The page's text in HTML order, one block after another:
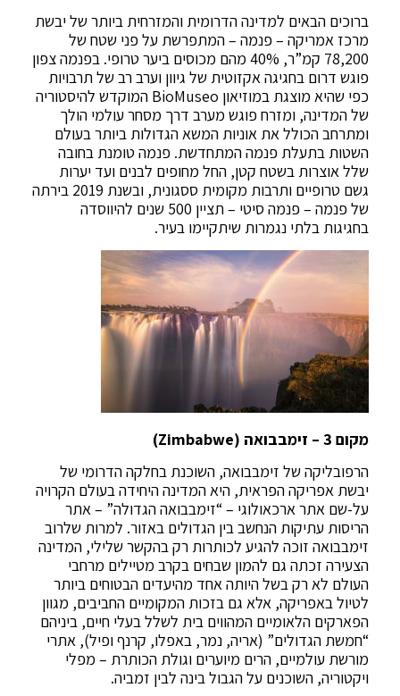
ברוכים הבאים למדינה הדרומית והמזרחית ביותר של יבשת
מרכז אמריקה – פנמה – המתפרשת על פני שטח של
78,200 קמ”ר, 40% מהם מכוסים ביער טרופי. בפנמה צפון
פוגש דרום בחגיגה אקזוטית של גיוון וערב רב של תרבויות
כפי שהיא מוצגת במוזיאון BioMuseo המוקדש להיסטוריה
של המדינה, ומזרח פוגש מערב דרך מסחר עולמי הולך
ומתרחב הכולל את אוניות המשא הגדולות ביותר בעולם
השטות בתעלת פנמה המתחדשת. פנמה טומנת בחובה
שלל אוצרות בשטח קטן, החל מחופים לבנים ועד יערות
גשם טרופיים ותרבות מקומית ססגונית, ובשנת 2019 בירתה
של פנמה – פנמה סיטי – תציין 500 שנים להיווסדה
בחגיגות בלתי נגמרות שיתקיימו בעיר.
מקום 3 – זימבבואה (Zimbabwe)
הרפובליקה של זימבבואה, השוכנת בחלקה הדרומי של
יבשת אפריקה הפראית, היא המדינה היחידה בעולם הקרויה
על-שם אתר ארכאולוגי – “זימבבואה הגדולה” – אתר
הריסות עתיקות הנחשב בין הגדולים באזור. למרות שלרוב
זימבבואה זוכה להגיע לכותרות רק בהקשר שלילי, המדינה
הצעירה זכתה גם להמון שבחים בקרב מטיילים מרחבי
העולם לא רק בשל היותה אחד מהיעדים הבטוחים ביותר
לטיול באפריקה, אלא גם בזכות המקומיים החביבים, מגוון
הפארקים הלאומיים המהווים בית לשלל בעלי חיים, ביניהם
“חמשת הגדולים” (אריה, נמר, באפלו, קרנף ופיל), אתרי
מורשת עולמיים, הרים מיוערים וגולת הכותרת – מפלי
ויקטוריה, השוכנים על הגבול בינה לבין זמביה.